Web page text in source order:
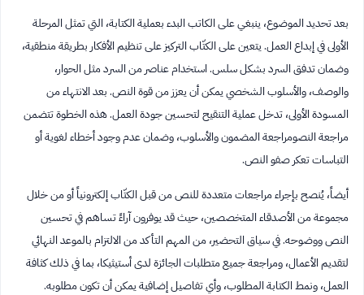
بعد تحديد الموضوع، ينبغي على الكاتب البدء بعملية الكتابة، التي تمثل المرحلة
الأولى في إبداع العمل. يتعين على الكتّاب التركيز على تنظيم الأفكار بطريقة منطقية،
وضمان تدفق السرد بشكل سلس. استخدام عناصر من السرد مثل الحوار،
والوصف، والأسلوب الشخصي يمكن أن يعزز من قوة النص. بعد الانتهاء من
المسودة الأولى، تدخل عملية التنقيح لتحسين جودة العمل. هذه الخطوة تتضمن
مراجعة النصومراجعة المضمون والأسلوب، وضمان عدم وجود أخطاء لغوية أو
التباسات تعكر صفو النص.
أيضاً، يُنصح بإجراء مراجعات متعددة للنص من قبل الكتّاب إلكترونياً أو من خلال
مجموعة من الأصدقاء المتخصصين، حيث قد يوفرون آراءً تساهم في تحسين
النص ووضوحه. في سياق التحضير، من المهم التأكد من الالتزام بالموعد النهائي
لتقديم الأعمال، ومراجعة جميع متطلبات الجائزة لدى أستيثيكا، بما في ذلك كثافة
العمل، ونمط الكتابة المطلوب، وأي تفاصيل إضافية يمكن أن تكون مطلوبه.